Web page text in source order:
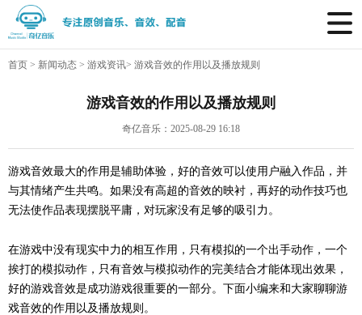
首页 > 新闻动态 > 游戏资讯> 游戏音效的作用以及播放规则
游戏音效的作用以及播放规则
奇亿音乐：2025-08-29 16:18
游戏音效最大的作用是辅助体验，好的音效可以使用户融入作品，并
与其情绪产生共鸣。如果没有高超的音效的映衬，再好的动作技巧也
无法使作品表现摆脱平庸，对玩家没有足够的吸引力。
在游戏中没有现实中力的相互作用，只有模拟的一个出手动作，一个
挨打的模拟动作，只有音效与模拟动作的完美结合才能体现出效果，
好的游戏音效是成功游戏很重要的一部分。下面小编来和大家聊聊游
戏音效的作用以及播放规则。